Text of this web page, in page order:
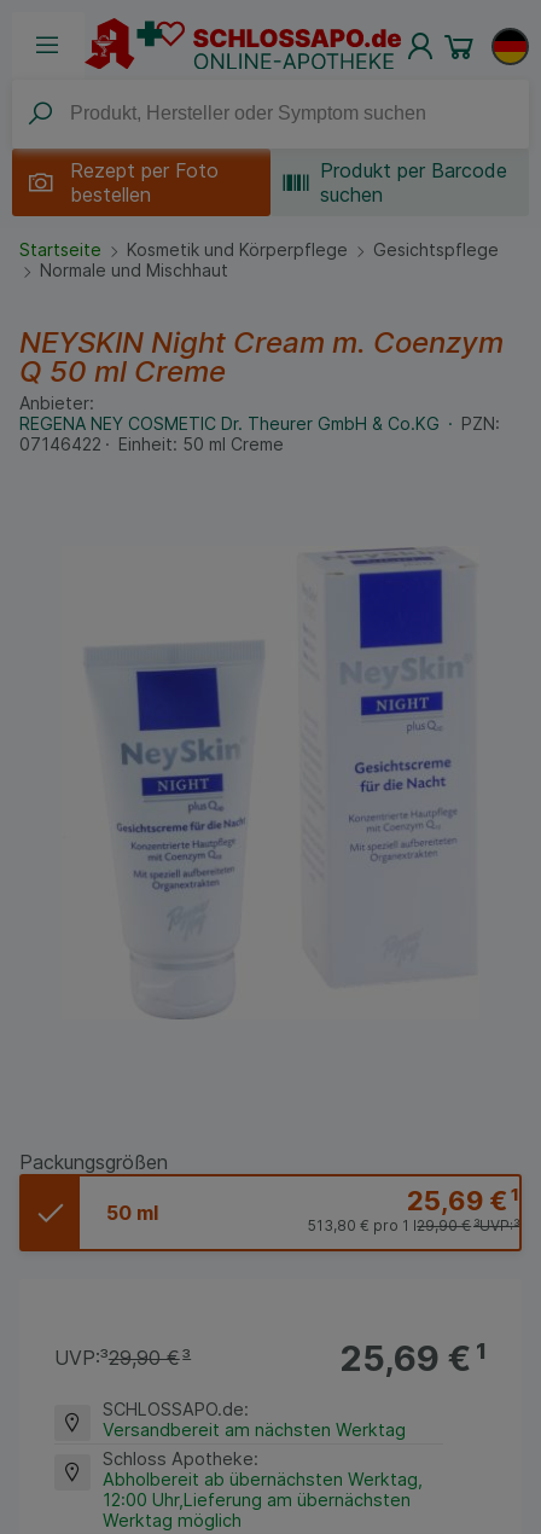
Rezept per Foto
bestellen
Produkt per Barcode
suchen
Startseite Kosmetik und Körperpflege
Gesichtspflege
Normale und Mischhaut
NEYSKIN Night Cream m. Coenzym
Q 50 ml Creme
Anbieter:
REGENA NEY COSMETIC Dr. Theurer GmbH & Co.KG
PZN:
07146422
Einheit: 50 ml Creme
Packungsgrößen
50 ml 25,69 €¹
UVP:³
29,90 €³
513,80 € pro 1 l
25,69 €¹
UVP:³29,90 €³
SCHLOSSAPO.de:
Versandbereit am nächsten Werktag
Schloss Apotheke:
Abholbereit ab übernächsten Werktag,
12:00 Uhr,Lieferung am übernächsten
Werktag möglich